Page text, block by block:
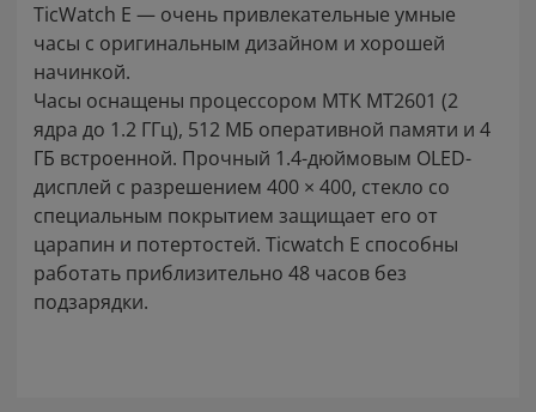
TicWatch E — очень привлекательные умные
часы с оригинальным дизайном и хорошей
начинкой.
Часы оснащены процессором MTK MT2601 (2
ядра до 1.2 ГГц), 512 МБ оперативной памяти и 4
ГБ встроенной. Прочный 1.4-дюймовым OLED-
дисплей с разрешением 400 × 400, стекло со
специальным покрытием защищает его от
царапин и потертостей. Ticwatch E способны
работать приблизительно 48 часов без
подзарядки.